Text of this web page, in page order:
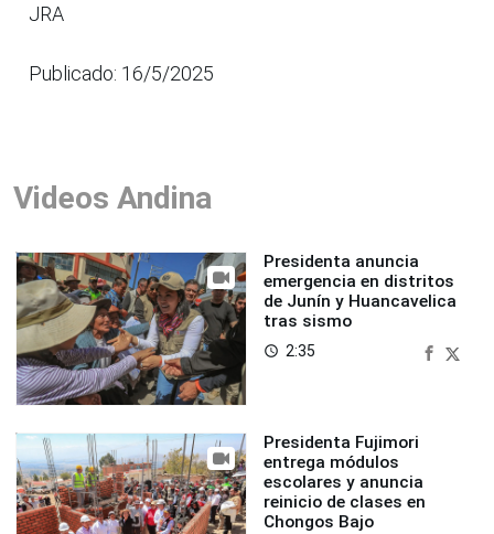
JRA
Publicado: 16/5/2025
Videos Andina
Presidenta anuncia
emergencia en distritos
de Junín y Huancavelica
tras sismo
access_time 2:35
Presidenta Fujimori
entrega módulos
escolares y anuncia
reinicio de clases en
Chongos Bajo